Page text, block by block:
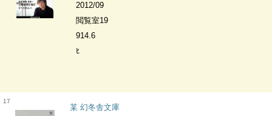
2012/09
閲覧室19
914.6
ﾋ
17
某 幻冬舎文庫